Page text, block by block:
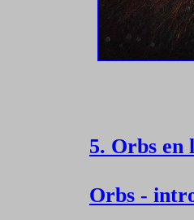
5. Orbs en
Orbs -